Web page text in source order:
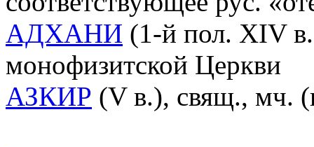
АДХАНИ (1-й пол. XIV
монофизитской Церкви
АЗКИР (V в.), свящ., мч.